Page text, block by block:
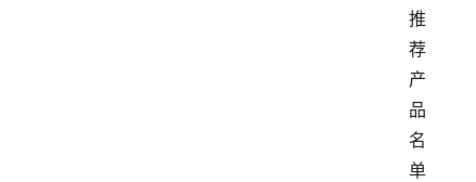
推
荐
产
品
名
单